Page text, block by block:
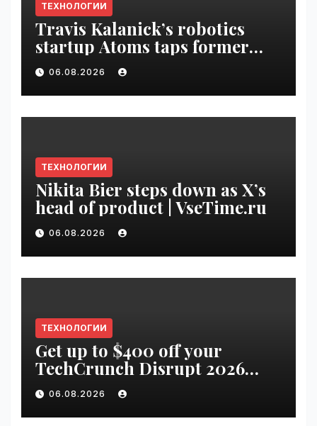
ТЕХНОЛОГИИ
Travis Kalanick’s robotics
startup Atoms taps former
Uber finance chief as CFO |
VseTime.ru
06.08.2026
ТЕХНОЛОГИИ
Nikita Bier steps down as X’s
head of product | VseTime.ru
06.08.2026
ТЕХНОЛОГИИ
Get up to $400 off your
TechCrunch Disrupt 2026
pass until Friday | VseTime.ru
06.08.2026